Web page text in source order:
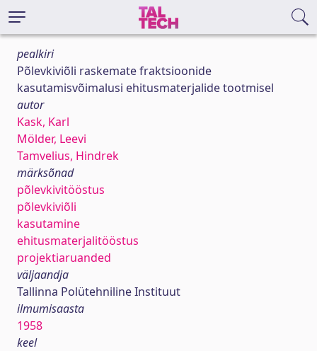
pealkiri
Põlevkiviõli raskemate fraktsioonide
kasutamisvõimalusi ehitusmaterjalide tootmisel
autor
Kask, Karl
Mölder, Leevi
Tamvelius, Hindrek
märksõnad
põlevkivitööstus
põlevkiviõli
kasutamine
ehitusmaterjalitööstus
projektiaruanded
väljaandja
Tallinna Polütehniline Instituut
ilmumisaasta
1958
keel